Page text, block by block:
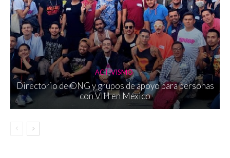
ACTIVISMO
Directorio de ONG y grupos de apoyo para personas
con VIH en México